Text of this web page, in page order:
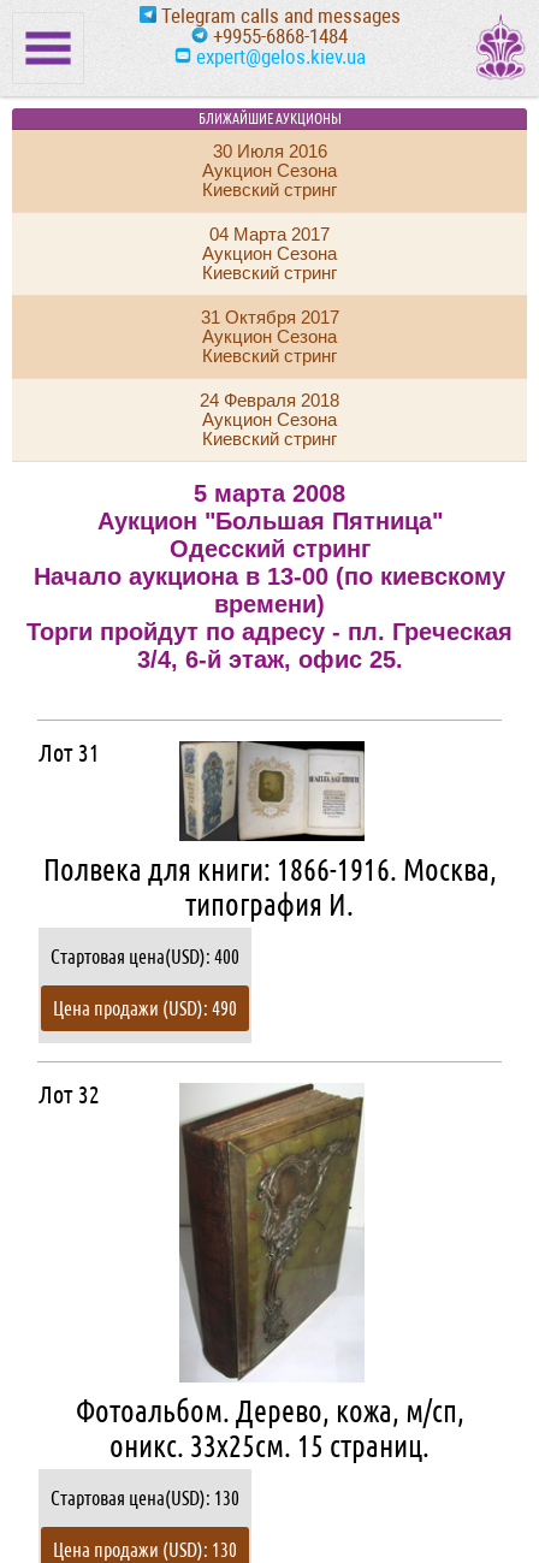
Telegram calls and messages
+9955-6868-1484
expert@gelos.kiev.ua
БЛИЖАЙШИЕ АУКЦИОНЫ
30 Июля 2016
Аукцион Сезона
Киевский стринг
04 Марта 2017
Аукцион Сезона
Киевский стринг
31 Октября 2017
Аукцион Сезона
Киевский стринг
24 Февраля 2018
Аукцион Сезона
Киевский стринг
5 марта 2008
Аукцион "Большая Пятница"
Одесский стринг
Начало аукциона в 13-00 (по киевскому
времени)
Торги пройдут по адресу - пл. Греческая
3/4, 6-й этаж, офис 25.
Лот 31
Полвека для книги: 1866-1916. Москва,
типография И.
Стартовая цена(USD): 400
Цена продажи (USD): 490
Лот 32
Фотоальбом. Дерево, кожа, м/сп,
оникс. 33х25см. 15 страниц.
Стартовая цена(USD): 130
Цена продажи (USD): 130